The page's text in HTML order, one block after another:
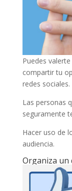
Puedes
compartir tu
redes sociales.
Las personas
seguramente
Hacer uso de
audiencia.
Organiza un